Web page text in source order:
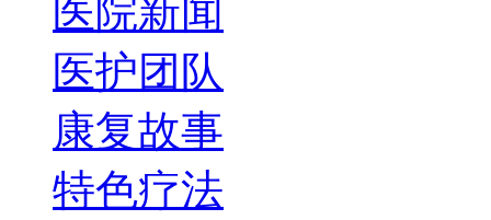
医院新闻
医护团队
康复故事
特色疗法